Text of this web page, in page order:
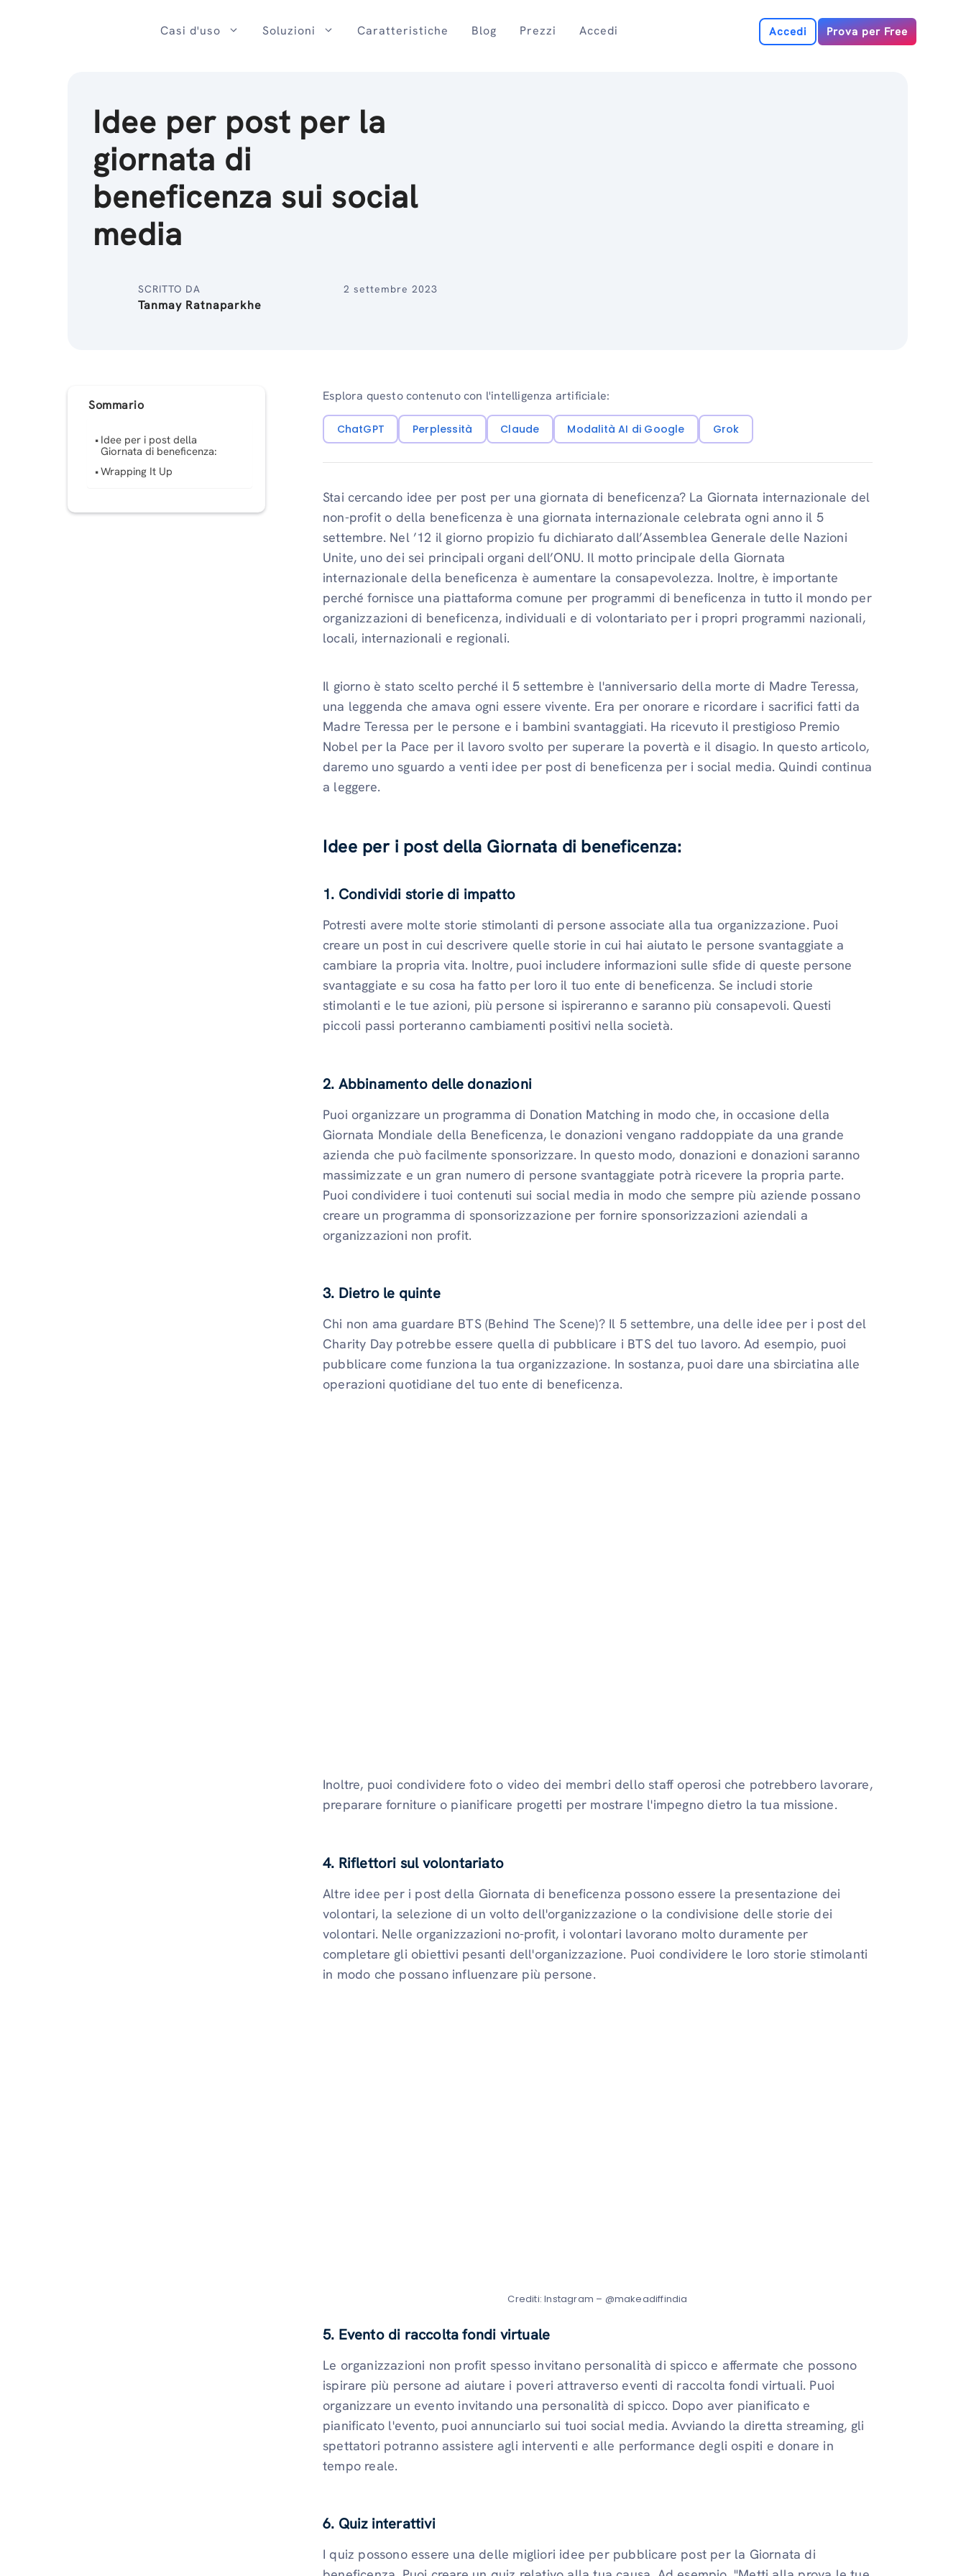
Casi d'uso Soluzioni Caratteristiche Blog Prezzi Accedi Accedi Prova per Free
Idee per post per la
giornata di
beneficenza sui social
media
SCRITTO DA
Tanmay Ratnaparkhe
2 settembre 2023
Sommario
Idee per i post della
Giornata di beneficenza:
Wrapping It Up
Esplora questo contenuto con l'intelligenza artificiale:
ChatGPT Perplessità Claude Modalità AI di Google Grok
Stai cercando idee per post per una giornata di beneficenza? La Giornata internazionale del
non-profit o della beneficenza è una giornata internazionale celebrata ogni anno il 5
settembre. Nel ’12 il giorno propizio fu dichiarato dall’Assemblea Generale delle Nazioni
Unite, uno dei sei principali organi dell’ONU. Il motto principale della Giornata
internazionale della beneficenza è aumentare la consapevolezza. Inoltre, è importante
perché fornisce una piattaforma comune per programmi di beneficenza in tutto il mondo per
organizzazioni di beneficenza, individuali e di volontariato per i propri programmi nazionali,
locali, internazionali e regionali.
Il giorno è stato scelto perché il 5 settembre è l'anniversario della morte di Madre Teressa,
una leggenda che amava ogni essere vivente. Era per onorare e ricordare i sacrifici fatti da
Madre Teressa per le persone e i bambini svantaggiati. Ha ricevuto il prestigioso Premio
Nobel per la Pace per il lavoro svolto per superare la povertà e il disagio. In questo articolo,
daremo uno sguardo a venti idee per post di beneficenza per i social media. Quindi continua
a leggere.
Idee per i post della Giornata di beneficenza:
1. Condividi storie di impatto
Potresti avere molte storie stimolanti di persone associate alla tua organizzazione. Puoi
creare un post in cui descrivere quelle storie in cui hai aiutato le persone svantaggiate a
cambiare la propria vita. Inoltre, puoi includere informazioni sulle sfide di queste persone
svantaggiate e su cosa ha fatto per loro il tuo ente di beneficenza. Se includi storie
stimolanti e le tue azioni, più persone si ispireranno e saranno più consapevoli. Questi
piccoli passi porteranno cambiamenti positivi nella società.
2. Abbinamento delle donazioni
Puoi organizzare un programma di Donation Matching in modo che, in occasione della
Giornata Mondiale della Beneficenza, le donazioni vengano raddoppiate da una grande
azienda che può facilmente sponsorizzare. In questo modo, donazioni e donazioni saranno
massimizzate e un gran numero di persone svantaggiate potrà ricevere la propria parte.
Puoi condividere i tuoi contenuti sui social media in modo che sempre più aziende possano
creare un programma di sponsorizzazione per fornire sponsorizzazioni aziendali a
organizzazioni non profit.
3. Dietro le quinte
Chi non ama guardare BTS (Behind The Scene)? Il 5 settembre, una delle idee per i post del
Charity Day potrebbe essere quella di pubblicare i BTS del tuo lavoro. Ad esempio, puoi
pubblicare come funziona la tua organizzazione. In sostanza, puoi dare una sbirciatina alle
operazioni quotidiane del tuo ente di beneficenza.
Inoltre, puoi condividere foto o video dei membri dello staff operosi che potrebbero lavorare,
preparare forniture o pianificare progetti per mostrare l'impegno dietro la tua missione.
4. Riflettori sul volontariato
Altre idee per i post della Giornata di beneficenza possono essere la presentazione dei
volontari, la selezione di un volto dell'organizzazione o la condivisione delle storie dei
volontari. Nelle organizzazioni no-profit, i volontari lavorano molto duramente per
completare gli obiettivi pesanti dell'organizzazione. Puoi condividere le loro storie stimolanti
in modo che possano influenzare più persone.
Crediti: Instagram – @makeadiffindia
5. Evento di raccolta fondi virtuale
Le organizzazioni non profit spesso invitano personalità di spicco e affermate che possono
ispirare più persone ad aiutare i poveri attraverso eventi di raccolta fondi virtuali. Puoi
organizzare un evento invitando una personalità di spicco. Dopo aver pianificato e
pianificato l'evento, puoi annunciarlo sui tuoi social media. Avviando la diretta streaming, gli
spettatori potranno assistere agli interventi e alle performance degli ospiti e donare in
tempo reale.
6. Quiz interattivi
I quiz possono essere una delle migliori idee per pubblicare post per la Giornata di